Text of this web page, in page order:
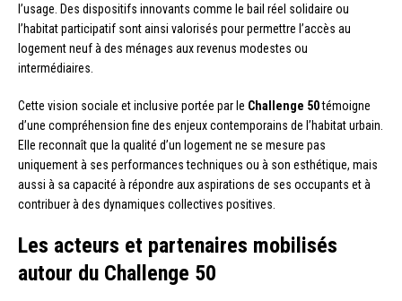
l’usage. Des dispositifs innovants comme le bail réel solidaire ou
l’habitat participatif sont ainsi valorisés pour permettre l’accès au
logement neuf à des ménages aux revenus modestes ou
intermédiaires.
Cette vision sociale et inclusive portée par le Challenge 50témoigne
d’une compréhension fine des enjeux contemporains de l’habitat urbain.
Elle reconnaît que la qualité d’un logement ne se mesure pas
uniquement à ses performances techniques ou à son esthétique, mais
aussi à sa capacité à répondre aux aspirations de ses occupants et à
contribuer à des dynamiques collectives positives.
Les acteurs et partenaires mobilisés
autour du Challenge 50